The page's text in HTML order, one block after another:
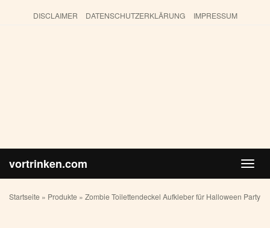
DISCLAIMER DATENSCHUTZERKLÄRUNG IMPRESSUM
vortrinken.com
Startseite » Produkte » Zombie Toilettendeckel Aufkleber für Halloween Party